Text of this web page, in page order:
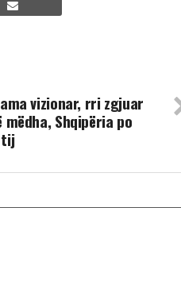
vizionar, rri zgjuar
Shqipëria po